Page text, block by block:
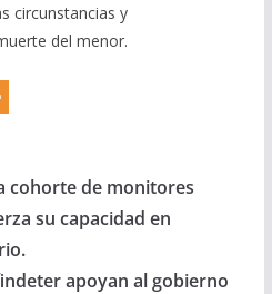
circunstancias y
del menor.
cohorte de monitores
su capacidad en
apoyan al gobierno